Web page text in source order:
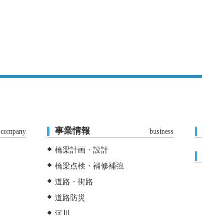
company 事業情報 business
橋梁計画・設計
橋梁点検・補修補強
道路・街路
道路防災